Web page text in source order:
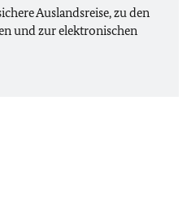
Auslandsreise, zu den
und zur elektronischen